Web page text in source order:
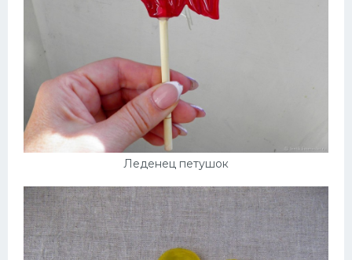
Леденец петушок